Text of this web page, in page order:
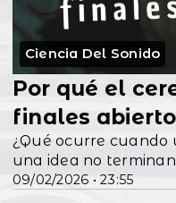
Ciencia Del Sonido
09/02/2026 • 23:55
Por qué el
finales
¿Qué ocurre cuando
una idea no